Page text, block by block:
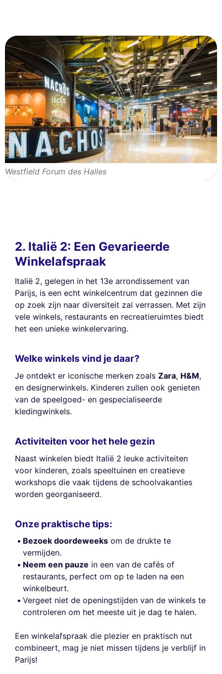
Westfield Forum des Halles
2. Italië 2: Een Gevarieerde
Winkelafspraak
Italië 2, gelegen in het 13e arrondissement van
Parijs, is een echt winkelcentrum dat gezinnen die
op zoek zijn naar diversiteit zal verrassen. Met zijn
vele winkels, restaurants en recreatieruimtes biedt
het een unieke winkelervaring.
Welke winkels vind je daar?
Je ontdekt er iconische merken zoals Zara, H&M,
en designerwinkels. Kinderen zullen ook genieten
van de speelgoed- en gespecialiseerde
kledingwinkels.
Activiteiten voor het hele gezin
Naast winkelen biedt Italië 2 leuke activiteiten
voor kinderen, zoals speeltuinen en creatieve
workshops die vaak tijdens de schoolvakanties
worden georganiseerd.
Onze praktische tips:
Bezoek doordeweeks om de drukte te
vermijden.
Neem een pauze in een van de cafés of
restaurants, perfect om op te laden na een
winkelbeurt.
Vergeet niet de openingstijden van de winkels te
controleren om het meeste uit je dag te halen.
Een winkelafspraak die plezier en praktisch nut
combineert, mag je niet missen tijdens je verblijf in
Parijs!